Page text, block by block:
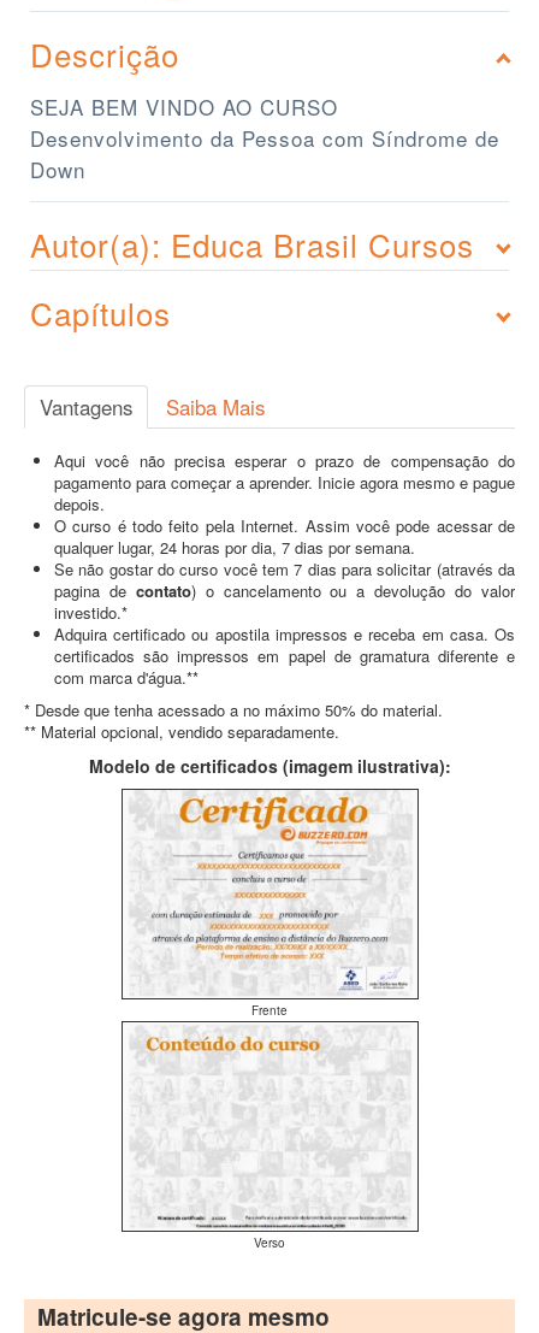
Descrição
SEJA BEM VINDO AO CURSO
Desenvolvimento da Pessoa com Síndrome de
Down
Autor(a): Educa Brasil Cursos
Capítulos
Vantagens Saiba Mais
Aqui você não precisa esperar o prazo de compensação do
pagamento para começar a aprender. Inicie agora mesmo e pague
depois.
O curso é todo feito pela Internet. Assim você pode acessar de
qualquer lugar, 24 horas por dia, 7 dias por semana.
Se não gostar do curso você tem 7 dias para solicitar (através da
pagina de contato) o cancelamento ou a devolução do valor
investido.*
Adquira certificado ou apostila impressos e receba em casa. Os
certificados são impressos em papel de gramatura diferente e
com marca d'água.**
* Desde que tenha acessado a no máximo 50% do material.
** Material opcional, vendido separadamente.
Modelo de certificados (imagem ilustrativa):
Frente
Verso
Matricule-se agora mesmo